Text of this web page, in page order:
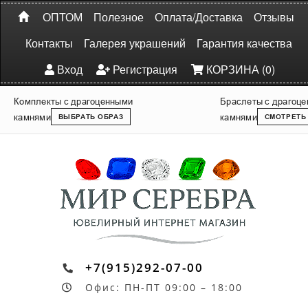
ОПТОМ Полезное Оплата/Доставка
Отзывы
Контакты
Галерея украшений
Гарантия качества
Вход
Регистрация КОРЗИНА (0)
Комплекты с драгоценными
камнями
ВЫБРАТЬ ОБРАЗ
Браслеты с
камнями
СМОТРЕТЬ
+7(915)292-07-00
Офис: ПН-ПТ 09:00 – 18:00